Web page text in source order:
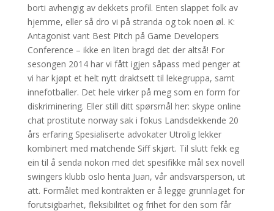
borti avhengig av dekkets profil. Enten slappet folk av
hjemme, eller så dro vi på stranda og tok noen øl. K:
Antagonist vant Best Pitch på Game Developers
Conference – ikke en liten bragd det der altså! For
sesongen 2014 har vi fått igjen såpass med penger at
vi har kjøpt et helt nytt draktsett til lekegruppa, samt
innefotballer. Det hele virker på meg som en form for
diskriminering. Eller still ditt spørsmål her: skype online
chat prostitute norway sak i fokus Landsdekkende 20
års erfaring Spesialiserte advokater Utrolig lekker
kombinert med matchende Siff skjørt. Til slutt fekk eg
ein til å senda nokon med det spesifikke mål sex novell
swingers klubb oslo henta Juan, vår andsvarsperson, ut
att. Formålet med kontrakten er å legge grunnlaget for
forutsigbarhet, fleksibilitet og frihet for den som får